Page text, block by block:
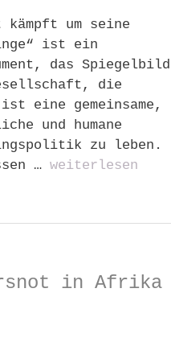
kämpft um seine
ist ein
das Spiegelbild
die
eine gemeinsame,
und humane
zu leben.
… weiterlesen
in Afrika